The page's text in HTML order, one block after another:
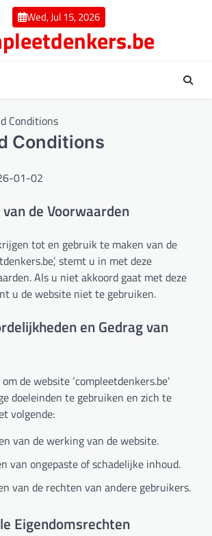
Wed, Jul 15, 2026
Conditions
Conditions
01-02
de Voorwaarden
tot en gebruik te maken van de
stemt u in met deze
Als u niet akkoord gaat met deze
u de website niet te gebruiken.
en Gedrag van
de website ‘compleetdenkers.be’
doeleinden te gebruiken en zich te
volgende:
van de werking van de website.
van ongepaste of schadelijke inhoud.
van de rechten van andere gebruikers.
Eigendomsrechten